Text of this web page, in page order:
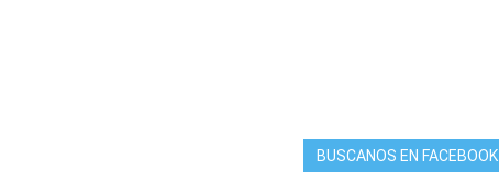
BUSCANOS EN FACEBOOK